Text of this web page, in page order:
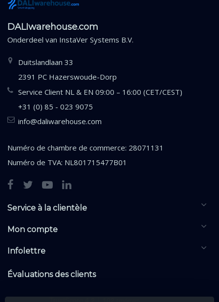
DALIwarehouse.com
Onderdeel van InstaVer Systems B.V.
Duitslandlaan 33
2391 PC Hazerswoude-Dorp
Service Client NL & EN 09:00 – 16:00 (CET/CEST)
+31 (0) 85 - 023 9075
info@daliwarehouse.com
Numéro de chambre de commerce: 28071131
Numéro de TVA: NL801715477B01
Service à la clientèle
Mon compte
Infolettre
Évaluations des clients